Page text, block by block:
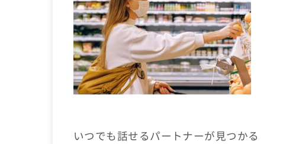
いつでも話せるパートナーが見つかる